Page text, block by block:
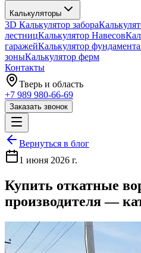
Калькуляторы
3D Калькулятор забора
лестницКалькулятор Навесов
гаражейКалькулятор фундамента
зоныКалькулятор ферм
Контакты
Тверь и область
+7 989 980-66-69
Заказать звонок
Вернуться в блог
1 июня 2026 г.
Купить откатные
производителя —